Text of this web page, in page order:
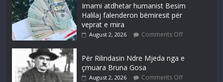
Imami atdhetar humanist Besim
Halilaj falenderon bëmiresit për
veprat e mira
August 2, 2026 Comments Off
Për Rilindasin Ndre Mjeda nga e
çmuara Bruna Gosa
August 2, 2026 Comments Off